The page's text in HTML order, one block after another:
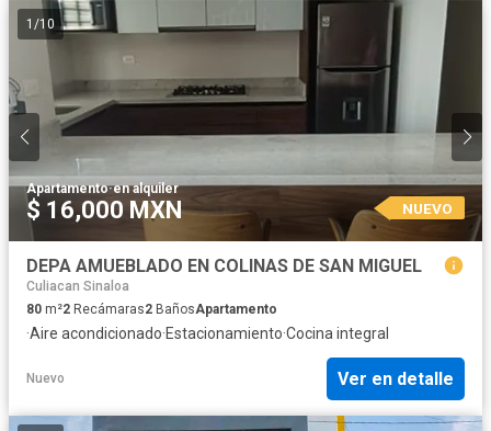
1 /10
Apartamento·en alquiler
$ 16,000 MXN NUEVO
DEPA AMUEBLADO EN COLINAS DE SAN MIGUEL
Culiacan Sinaloa
80 m²2 Recámaras2 BañosApartamento
·Aire acondicionado·Estacionamiento·Cocina integral
Nuevo Ver en detalle